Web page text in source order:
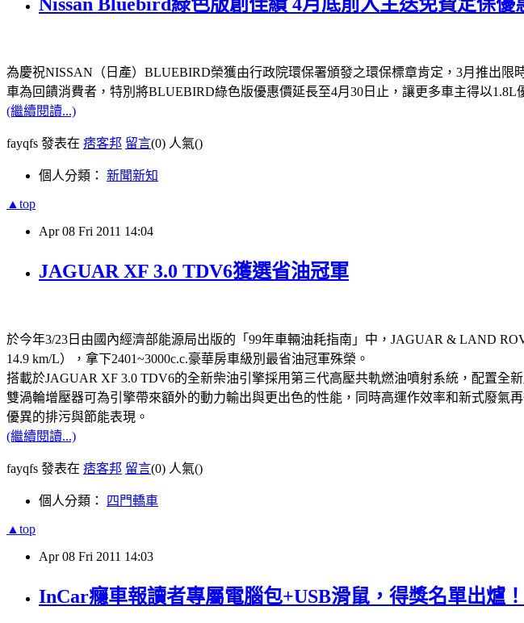
Nissan Bluebird綠色版創佳績 4月底前入主送免費定保優
為慶祝NISSAN（日產）BLUEBIRD榮獲由行政院環保署頒發之環保標章肯定，3月推出
車為回饋消費者，特別將BLUEBIRD綠色版優惠價延長至4月30日止，讓更多車主得以1.8L
(繼續閱讀...)
fayqfs 發表在 痞客邦 留言(0) 人氣()
個人分類： 新聞新知
▲top
Apr 08 Fri 2011 14:04
JAGUAR XF 3.0 TDV6獲選省油冠軍
於今年3/23日由國內經濟部能源局出版的「99年車輛油耗指南」中，JAGUAR & LAND
14.9 km/L），拿下2401~3000c.c.豪華房車級別最省油冠軍殊榮。
搭載於JAGUAR XF 3.0 TDV6的全新柴油引擎採用第三代高壓共軌燃油噴射系統，配置
雙渦輪增壓器可為引擎帶來額外的動力輸出與更出色的性能，同時高運作效率和新式廢氣
優異的排污與節能表現。
(繼續閱讀...)
fayqfs 發表在 痞客邦 留言(0) 人氣()
個人分類： 四門轎車
▲top
Apr 08 Fri 2011 14:03
InCar癮車報讀者專屬電腦包+USB滑鼠，得獎名單出爐！